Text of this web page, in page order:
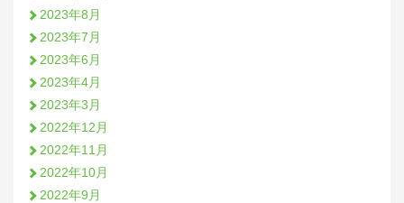
2023年8月
2023年7月
2023年6月
2023年4月
2023年3月
2022年12月
2022年11月
2022年10月
2022年9月